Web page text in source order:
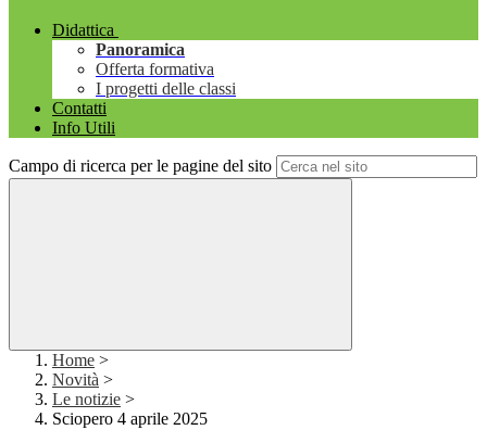
Didattica
Panoramica
Offerta formativa
I progetti delle classi
Contatti
Info Utili
Campo di ricerca per le pagine del sito
Home >
Novità >
Le notizie >
Sciopero 4 aprile 2025